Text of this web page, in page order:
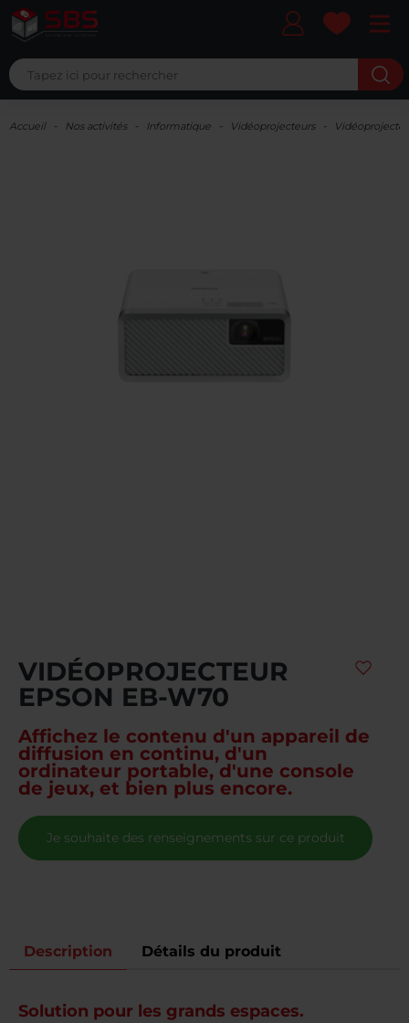
Ma liste
Accueil Nos activités Informatique Vidéoprojecteurs
VIDÉOPROJECTEUR
EPSON EB-W70
Affichez le contenu d'un appareil de
diffusion en continu, d'un
ordinateur portable, d'une console
de jeux, et bien plus encore.
Je souhaite des renseignements sur ce produit
Description Détails du produit
Solution pour les grands espaces.